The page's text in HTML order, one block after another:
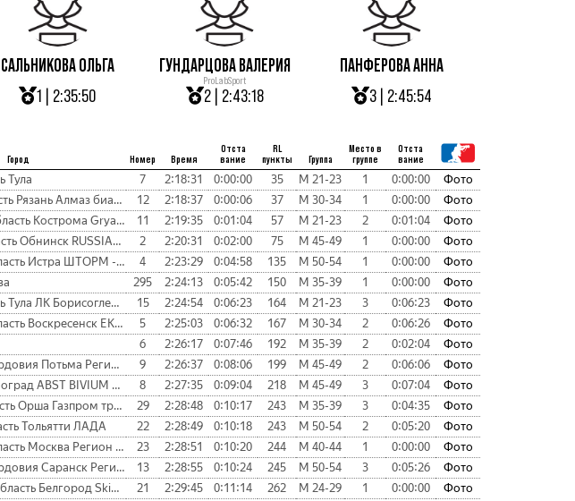
САЛЬНИКОВА ОЛЬГА
1 | 2:35:50
ГУНДАРЦОВА ВАЛЕРИЯ
ProLabSport
2 | 2:43:18
ПАНФЕРОВА АННА
3 | 2:45:54
Город Номер Время
Отста
вание
RL
пункты
Группа
Место в
группе
Отста
вание
Тула 7 2:18:31 0:00:00 35 М 21-23 1 0:00:00
Фото
Рязанская область Рязань Алмаз биатлон Рязань 12 2:18:37 0:00:06 37 М 30-34 1 0:00:00
Фото
Костромская область Кострома Gryadka.club 11 2:19:35 0:01:04 57 М 21-23 2 0:01:04
Фото
Калужская область Обнинск RUSSIALAPOTь 2 2:20:31 0:02:00 75 М 45-49 1 0:00:00
Фото
Московская область Истра ШТОРМ - SKI CLUB 4 2:23:29 0:04:58 135 М 50-54 1 0:00:00
Фото
295 2:24:13 0:05:42 150 М 35-39 1 0:00:00
Фото
Тульская область Тула ЛК Борисоглебский 15 2:24:54 0:06:23 164 М 21-23 3 0:06:23
Фото
Московская область Воскресенск ЕКЛМН club 5 2:25:03 0:06:32 167 М 30-34 2 0:06:26
Фото
6 2:26:17 0:07:46 192 М 35-39 2 0:02:04
Фото
Республика Мордовия Потьма Регион 13 Центр 9 2:26:37 0:08:06 199 М 45-49 2 0:06:06
Фото
г. Москва Зеленоград ABST BIVIUM TEAM 8 2:27:35 0:09:04 218 М 45-49 3 0:07:04
Фото
Витебская область Орша Газпром трансгаз Беларусь 29 2:28:48 0:10:17 243 М 35-39 3 0:04:35
Фото
Тольятти ЛАДА 22 2:28:49 0:10:18 243 М 50-54 2 0:05:20
Фото
Московская область Москва Регион 13 Центр 23 2:28:51 0:10:20 244 М 40-44 1 0:00:00
Фото
Республика Мордовия Саранск Регион 13 Центр 13 2:28:55 0:10:24 245 М 50-54 3 0:05:26
Фото
Белгородская область Белгород SkiMax 21 2:29:45 0:11:14 262 М 24-29 1 0:00:00
Фото